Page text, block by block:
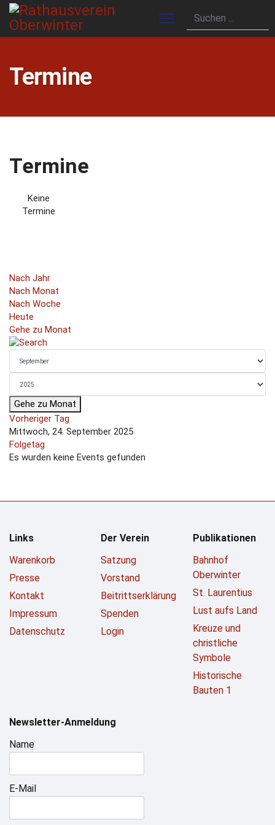
Termine
Termine
Keine
Termine
Nach Jahr
Nach Monat
Nach Woche
Heute
Gehe zu Monat
Gehe zu Monat
Vorheriger Tag
Mittwoch, 24. September 2025
Folgetag
Es wurden keine Events gefunden
Links
Warenkorb
Presse
Kontakt
Impressum
Datenschutz
Der Verein
Satzung
Vorstand
Beitrittserklärung
Spenden
Login
Publikationen
Bahnhof
Oberwinter
St. Laurentius
Lust aufs Land
Kreuze und
christliche
Symbole
Historische
Bauten 1
Newsletter-Anmeldung
Name
E-Mail